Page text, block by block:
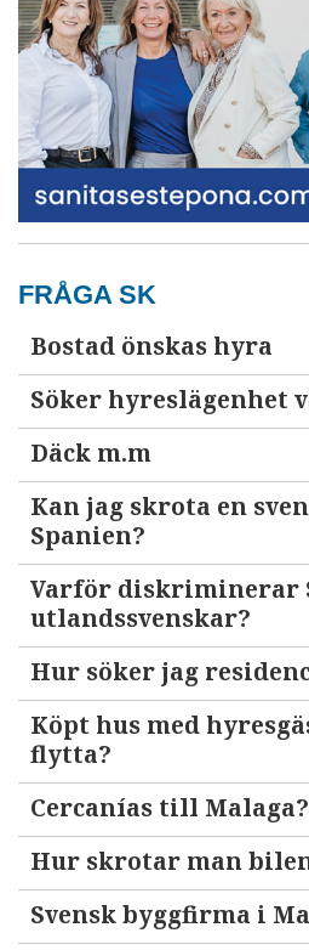
FRÅGA SK
Bostad önskas hyra
Söker hyreslägenhet
Däck m.m
Kan jag skrota en
Spanien?
Varför diskriminerar
utlandssvenskar?
Hur söker jag
Köpt hus med
flytta?
Cercanías till Malaga?
Hur skrotar man
Svensk byggfirma i